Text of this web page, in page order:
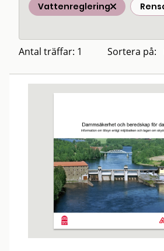
Vattenreglering
Antal träffar: 1 Sortera på: